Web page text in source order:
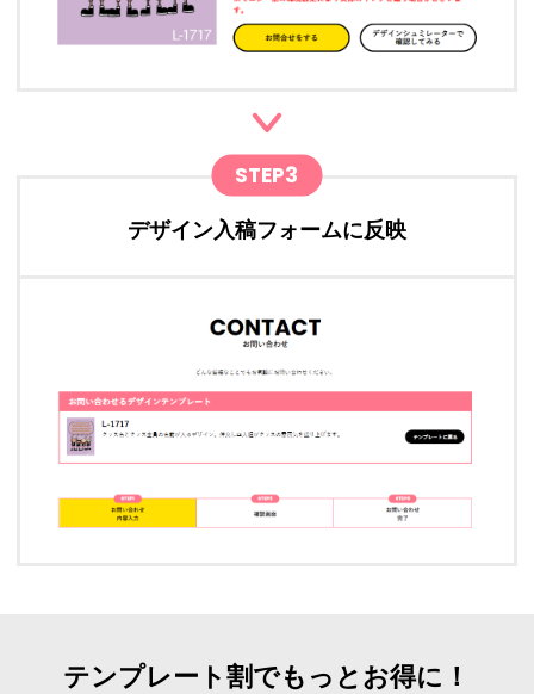
STEP3
デザイン入稿フォームに反映
テンプレート割でもっとお得に！